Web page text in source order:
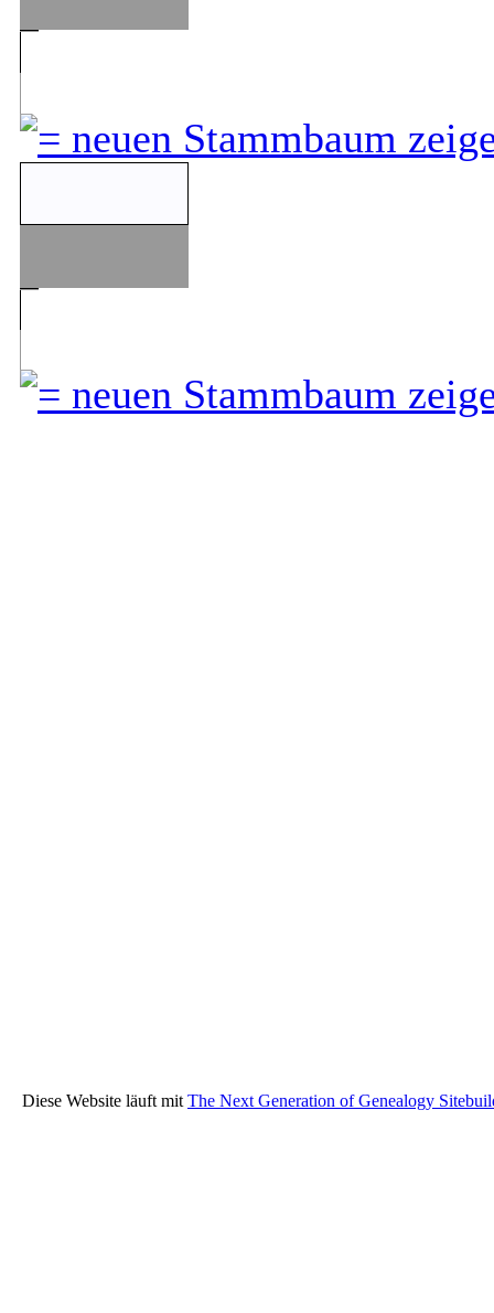
Diese Website läuft mit The Next Generation of Genealogy